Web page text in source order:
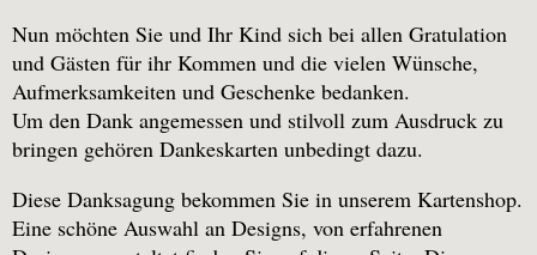
Nun möchten Sie und Ihr Kind sich bei allen Gratulation
und Gästen für ihr Kommen und die vielen Wünsche,
Aufmerksamkeiten und Geschenke bedanken.
Um den Dank angemessen und stilvoll zum Ausdruck zu
bringen gehören Dankeskarten unbedingt dazu.
Diese Danksagung bekommen Sie in unserem Kartenshop.
Eine schöne Auswahl an Designs, von erfahrenen